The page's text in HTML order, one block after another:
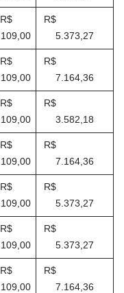
R$
R$
5.373,27
R$
R$
7.164,36
R$
R$
3.582,18
R$
R$
7.164,36
R$
R$
5.373,27
R$
R$
5.373,27
R$
R$
7.164,36